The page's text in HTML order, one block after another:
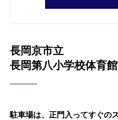
長岡京市立
長岡第八小学校体育館
駐車場は、正門入ってすぐの